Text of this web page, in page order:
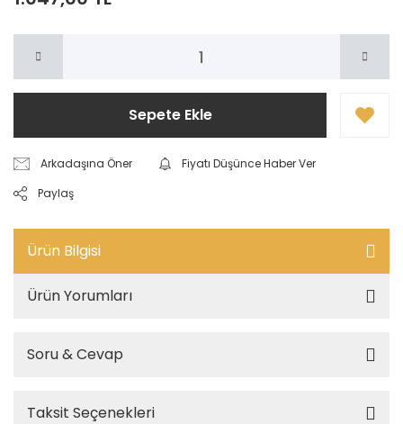
Sepete Ekle
Arkadaşına Öner
Fiyatı Düşünce Haber Ver
Paylaş
Ürün Bilgisi
Ürün Yorumları
Soru & Cevap
Taksit Seçenekleri